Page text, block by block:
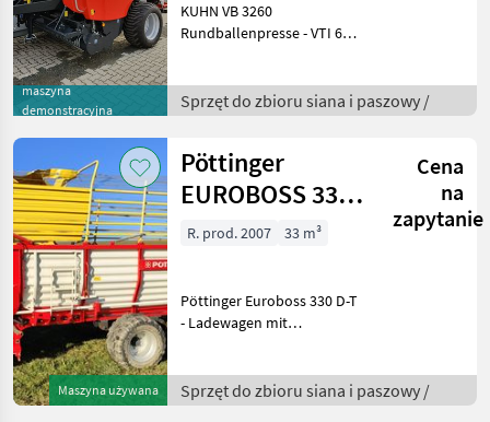
maszyna
demonstracyjna
KUHN VB 3260
Rundballenpresse - VTI 60
1, 6m - 5 Endlosriemen -
Netzbindung - Bereifung
Sprzęt do zbioru siana i paszowy /
Maszyna używana
Pöttinger
EUROBOSS 330
D-T Tandem
Cena
na
zapytanie
R. prod. 2007 33 m³
Pöttinger Euroboss 330 D-T
- Ladewagen mit
Messern - SUPERMATIC
Ladeaggregat mit 4
Sprzęt do zbioru siana i paszowy /